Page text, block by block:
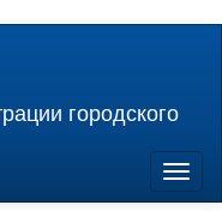
городского